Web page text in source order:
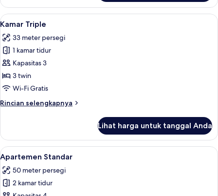
Kamar
Double
atau
Comfort
Lihat
semua
foto
untuk
Kamar
Triple
Kamar Triple | Meja kerja, Wi-Fi
4
Kamar Triple
33 meter persegi
1 kamar tidur
Kapasitas 3
3 twin
Wi-Fi Gratis
Rincian selengkapnya
Rincian
Kamar
Triple
Lihat harga untuk tanggal Anda
Lihat
semua
foto
untuk
3
Apartemen Standar
50 meter persegi
2 kamar tidur